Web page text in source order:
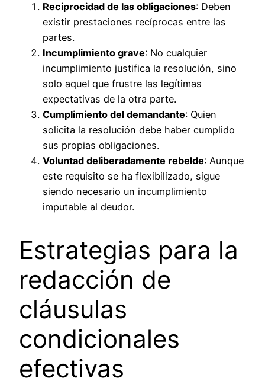
Reciprocidad de las obligaciones: Deben
existir prestaciones recíprocas entre las
partes.
Incumplimiento grave: No cualquier
incumplimiento justifica la resolución, sino
solo aquel que frustre las legítimas
expectativas de la otra parte.
Cumplimiento del demandante: Quien
solicita la resolución debe haber cumplido
sus propias obligaciones.
Voluntad deliberadamente rebelde: Aunque
este requisito se ha flexibilizado, sigue
siendo necesario un incumplimiento
imputable al deudor.
Estrategias para la
redacción de
cláusulas
condicionales
efectivas